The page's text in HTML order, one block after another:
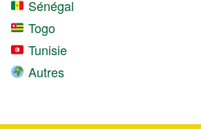
Sénégal
Togo
Tunisie
Autres